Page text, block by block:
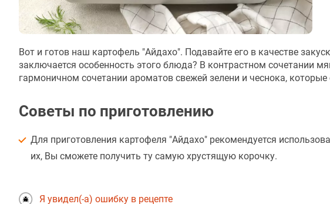
Вот и готов наш картофель "Айдахо". Подавайте его в качестве
заключается особенность этого блюда? В контрастном сочетании
гармоничном сочетании ароматов свежей зелени и чеснока,
Советы по приготовлению
Для приготовления картофеля "Айдахо" рекомендуется
их, Вы сможете получить ту самую хрустящую корочку.
Я увидел(-а) ошибку в рецепте